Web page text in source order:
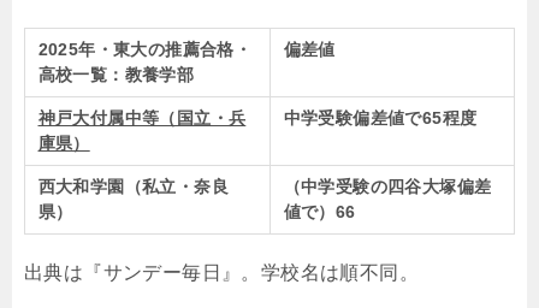
2025年・東大の推薦合格・
高校一覧：教養学部
偏差値
神戸大付属中等（国立・兵
庫県）
中学受験偏差値で65程度
西大和学園（私立・奈良
県）
（中学受験の四谷大塚偏差
値で）66
出典は『サンデー毎日』。学校名は順不同。